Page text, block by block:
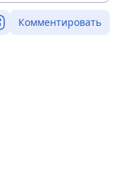
Комментировать